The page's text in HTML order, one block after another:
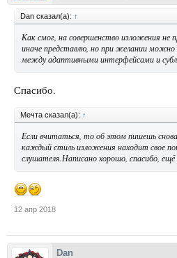
Dan сказал(а): ↑
Как смог, на совершенство изложения
иначе представлю, но при желании можно
между адаптивными интерфейсами и
Спасибо.
Мечта сказал(а): ↑
Если вчитаться, то об этом пишешь
каждый стиль изложения находит свое
слушателя.Написано хорошо, спасибо, ещё
12 апр 2018
Dan